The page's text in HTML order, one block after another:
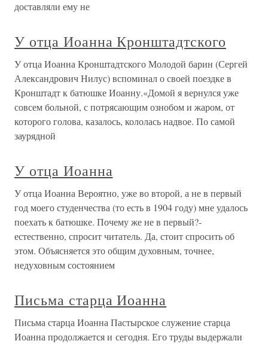
доставляли ему не
У отца Иоанна Кронштадтского
У отца Иоанна Кронштадтского Молодой барин (Сергей
Александрович Нилус) вспоминал о своей поездке в
Кронштадт к батюшке Иоанну.«Домой я вернулся уже
совсем больной, с потрясающим ознобом и жаром, от
которого голова, казалось, кололась надвое. По самой
заурядной
У отца Иоанна
У отца Иоанна Вероятно, уже во второй, а не в первый
год моего студенчества (то есть в 1904 году) мне удалось
поехать к батюшке. Почему же не в первый?-
естественно, спросит читатель. Да, стоит спросить об
этом. Объясняется это общим духовным, точнее,
недуховным состоянием
Письма старца Иоанна
Письма старца Иоанна Пастырское служение старца
Иоанна продолжается и сегодня. Его труды выдержали